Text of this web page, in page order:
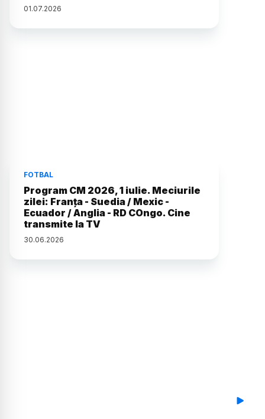
01.07.2026
FOTBAL
Program CM 2026, 1 iulie. Meciurile
zilei: Franța - Suedia / Mexic -
Ecuador / Anglia - RD COngo. Cine
transmite la TV
30.06.2026